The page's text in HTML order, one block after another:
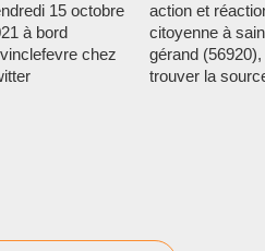
15 octobre
à bord
chez
action et
citoyenne à
gérand (56920),
trouver la